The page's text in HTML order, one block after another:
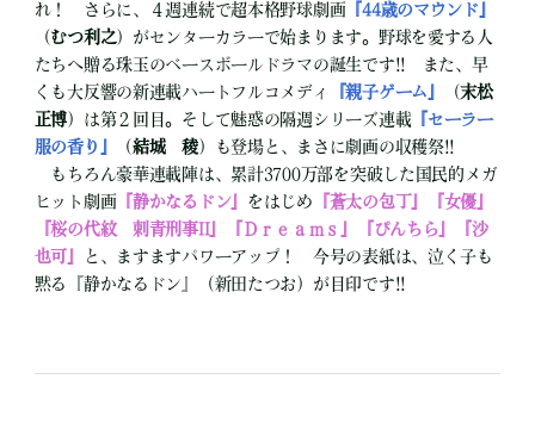
れ！ さらに、４週連続で超本格野球劇画 『44歳のマウンド』
（むつ利之）がセンターカラーで始まります。野球を愛する人
たちへ贈る珠玉のベースボールドラマの誕生です!! また、早
くも大反響の新連載ハートフルコメディ
『親子ゲーム』 （末松
正博）は第２回目。そして魅惑の隔週シリーズ連載『セーラー
服の香り』
（結城 稜）も登場と、まさに劇画の収穫祭!!
もちろん豪華連載陣は、累計3700万部を突破した国民的メガ
ヒット劇画 『静かなるドン』 をはじめ 『蒼太の包丁』『女優』
『桜の代紋 刺青刑事II』『Ｄｒｅａｍｓ』『ぴんちら』『沙
也可』
と、ますますパワーアップ！ 今号の表紙は、泣く子も
黙る『静かなるドン』（新田たつお）が目印です!!